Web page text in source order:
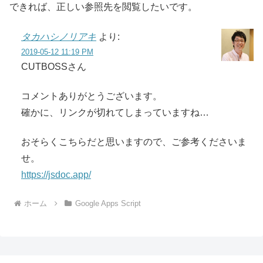
できれば、正しい参照先を閲覧したいです。
タカハシノリアキ より:
2019-05-12 11:19 PM
CUTBOSSさん
コメントありがとうございます。
確かに、リンクが切れてしまっていますね…
おそらくこちらだと思いますので、ご参考くださいま
せ。
https://jsdoc.app/
ホーム Google Apps Script